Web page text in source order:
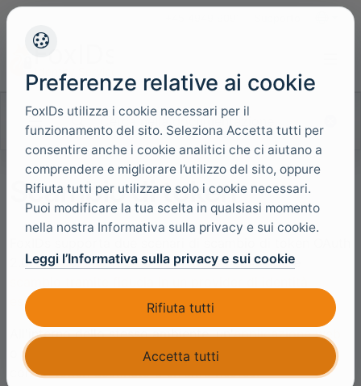
Cerca nella documentazione
Scambio di token
2.0:scambio all'interno dello stesso ambientee
esterno
All'interno dello stesso ambiente, un'applicazione web
o una
può scambiare un token di accesso
con un token destinato a un'altra risorsa.
Preferenze relative ai cookie
FoxIDs utilizza i cookie necessari per il
funzionamento del sito. Seleziona Accetta tutti per
consentire anche i cookie analitici che ci aiutano a
comprendere e migliorare l’utilizzo del sito, oppure
Rifiuta tutti per utilizzare solo i cookie necessari.
Puoi modificare la tua scelta in qualsiasi momento
nella nostra Informativa sulla privacy e sui cookie.
Leggi l’Informativa sulla privacy e sui cookie
Rifiuta tutti
Accetta tutti